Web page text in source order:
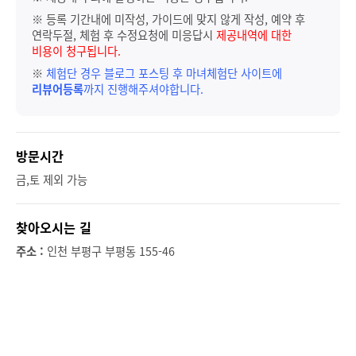
※ 등록 기간내에 미작성, 가이드에 맞지 않게 작성, 예약 후
연락두절, 체험 후 수정요청에 미응답시 제공내역에 대한
비용이 청구됩니다.
※ 체험단 경우 블로그 포스팅 후 마녀체험단 사이트에
리뷰어등록까지 진행해주셔야합니다.
방문시간
금,토 제외 가능
찾아오시는 길
주소 : 인천 부평구 부평동 155-46